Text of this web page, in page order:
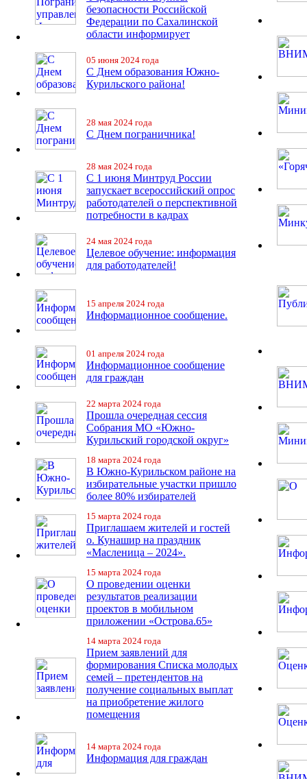
безопасности Российской
Федерации по Сахалинской
области информирует
05 июня 2024 года
С Днем образования Южно-
Курильского района!
28 мая 2024 года
С Днем пограничника!
28 мая 2024 года
С 1 июня Минтруд России
запускает всероссийский опрос
работодателей о перспективной
потребности в кадрах
24 мая 2024 года
Целевое обучение: информация
для работодателей!
15 апреля 2024 года
Информационное сообщение.
01 апреля 2024 года
Информационное сообщение
для граждан
22 марта 2024 года
Прошла очередная сессия
Собрания МО «Южно-
Курильский городской округ»
18 марта 2024 года
В Южно-Курильском районе на
избирательные участки пришло
более 80% избирателей
15 марта 2024 года
Приглашаем жителей и гостей
о. Кунашир на праздник
«Масленица – 2024».
15 марта 2024 года
О проведении оценки
результатов реализации
проектов в мобильном
приложении «Острова.65»
14 марта 2024 года
Прием заявлений для
формирования Списка молодых
семей – претендентов на
получение социальных выплат
на приобретение жилого
помещения
14 марта 2024 года
Информация для граждан